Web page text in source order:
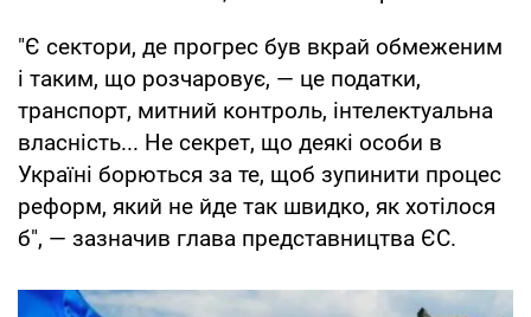
"Є сектори, де прогрес був вкрай обмеженим
і таким, що розчаровує, — це податки,
транспорт, митний контроль, інтелектуальна
власність... Не секрет, що деякі особи в
Україні борються за те, щоб зупинити процес
реформ, який не йде так швидко, як хотілося
б", — зазначив глава представництва ЄС.